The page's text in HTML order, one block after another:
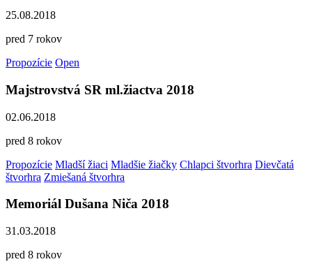
25.08.2018
pred 7 rokov
Propozície Open
Majstrovstvá SR ml.žiactva 2018
02.06.2018
pred 8 rokov
Propozície Mladší žiaci Mladšie žiačky Chlapci štvorhra Dievčatá
štvorhra Zmiešaná štvorhra
Memoriál Dušana Niča 2018
31.03.2018
pred 8 rokov